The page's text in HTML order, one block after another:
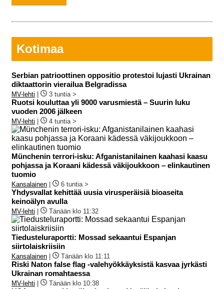
Kotimaa
Serbian patrioottinen oppositio protestoi lujasti Ukrainan
diktaattorin vierailua Belgradissa
MV-lehti 3 tuntia >
Ruotsi kouluttaa yli 9000 varusmiestä – Suurin luku
vuoden 2006 jälkeen
MV-lehti 4 tuntia >
Münchenin terrori-isku: Afganistanilainen kaahasi kaasu
pohjassa ja Koraani kädessä väkijoukkoon – elinkautinen
tuomio
Kansalainen 6 tuntia >
Yhdysvallat kehittää uusia virusperäisiä bioaseita
keinoälyn avulla
MV-lehti Tänään klo 11:32
Tiedusteluraportti: Mossad sekaantui Espanjan
siirtolaiskriisiin
Kansalainen Tänään klo 11:11
Riski Naton false flag -valehyökkäyksistä kasvaa jyrkästi
Ukrainan romahtaessa
MV-lehti Tänään klo 10:38